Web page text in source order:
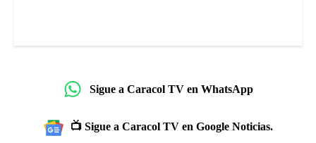
Sigue a Caracol TV en WhatsApp
📺 Sigue a Caracol TV en Google Noticias.